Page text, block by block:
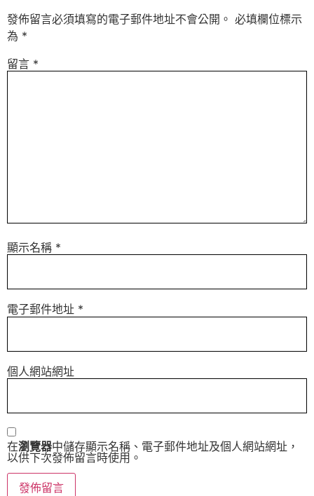
發佈留言必須填寫的電子郵件地址不會公開。 必填欄位標示
為 *
留言 *
顯示名稱 *
電子郵件地址 *
個人網站網址
在瀏覽器中儲存顯示名稱、電子郵件地址及個人網站網址，
以供下次發佈留言時使用。